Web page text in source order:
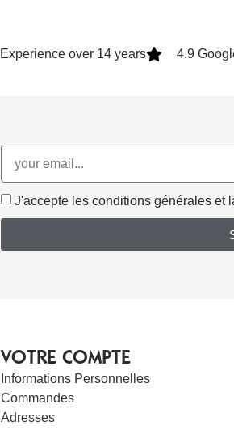
Experience over 14 years 4.9
J'accepte les conditions générales et
VOTRE COMPTE
Informations Personnelles
Commandes
Adresses